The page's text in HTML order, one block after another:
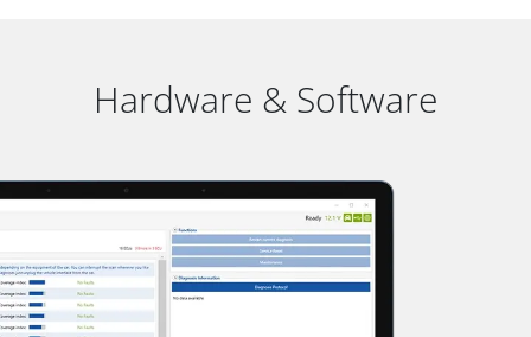
Hardware & Software